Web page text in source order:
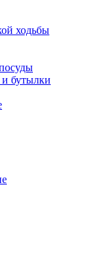
ходьбы
и бутылки